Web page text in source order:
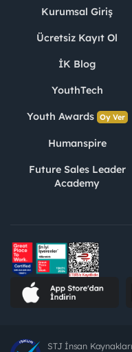
Kurumsal Giriş
Ücretsiz Kayıt Ol
İK Blog
YouthTech
Youth Awards Oy Ver
Humanspire
Future Sales Leader
Academy
STJ İnsan